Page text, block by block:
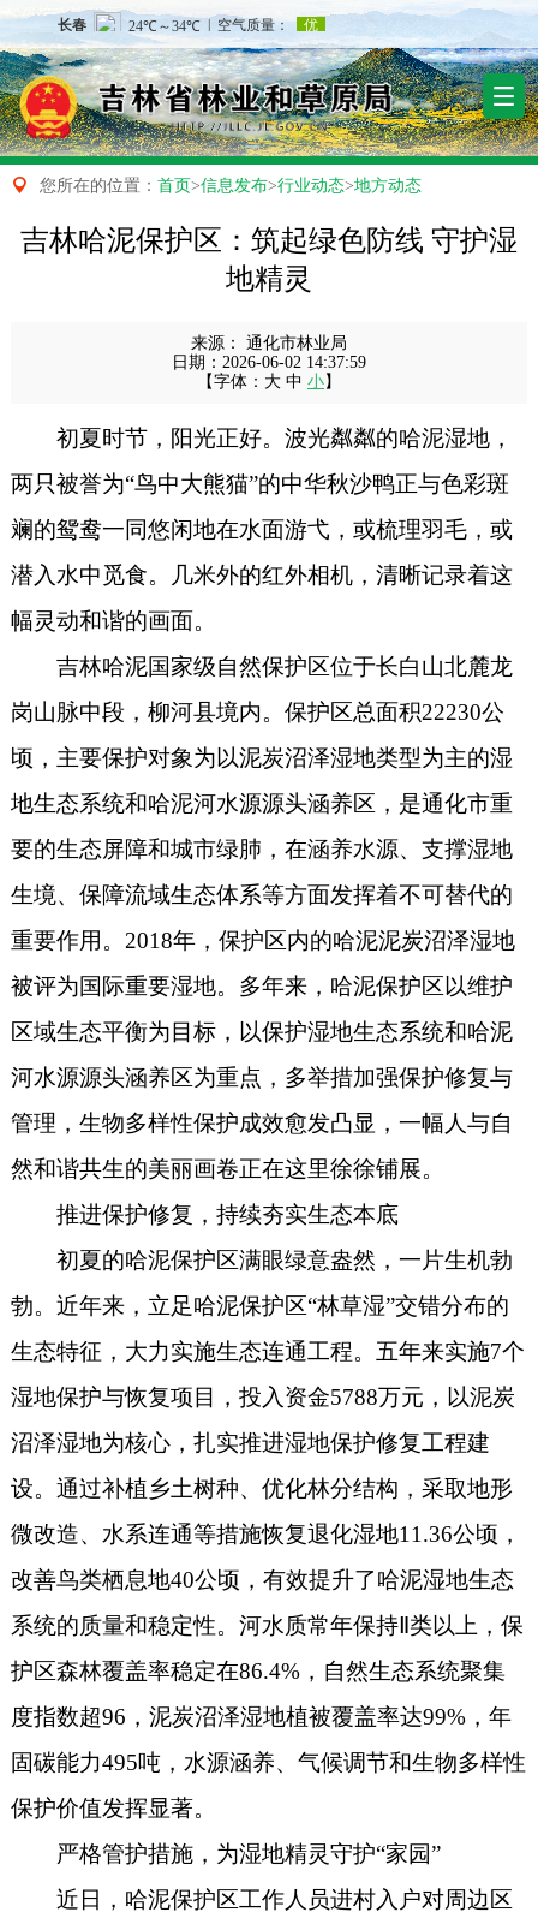
 您所在的位置： 首页>信息发布>行业动态>地方动态
吉林哈泥保护区：筑起绿色防线 守护湿
地精灵
来源：
通化市林业局
日期： 2026-06-02 14:37:59
【字体： 大 中 小】
初夏时节，阳光正好。波光粼粼的哈泥湿地，
两只被誉为“鸟中大熊猫”的中华秋沙鸭正与色彩斑
斓的鸳鸯一同悠闲地在水面游弋，或梳理羽毛，或
潜入水中觅食。几米外的红外相机，清晰记录着这
幅灵动和谐的画面。
吉林哈泥国家级自然保护区位于长白山北麓龙
岗山脉中段，柳河县境内。保护区总面积22230公
顷，主要保护对象为以泥炭沼泽湿地类型为主的湿
地生态系统和哈泥河水源源头涵养区，是通化市重
要的生态屏障和城市绿肺，在涵养水源、支撑湿地
生境、保障流域生态体系等方面发挥着不可替代的
重要作用。2018年，保护区内的哈泥泥炭沼泽湿地
被评为国际重要湿地。多年来，哈泥保护区以维护
区域生态平衡为目标，以保护湿地生态系统和哈泥
河水源源头涵养区为重点，多举措加强保护修复与
管理，生物多样性保护成效愈发凸显，一幅人与自
然和谐共生的美丽画卷正在这里徐徐铺展。
推进保护修复，持续夯实生态本底
初夏的哈泥保护区满眼绿意盎然，一片生机勃
勃。近年来，立足哈泥保护区“林草湿”交错分布的
生态特征，大力实施生态连通工程。五年来实施7个
湿地保护与恢复项目，投入资金5788万元，以泥炭
沼泽湿地为核心，扎实推进湿地保护修复工程建
设。通过补植乡土树种、优化林分结构，采取地形
微改造、水系连通等措施恢复退化湿地11.36公顷，
改善鸟类栖息地40公顷，有效提升了哈泥湿地生态
系统的质量和稳定性。河水质常年保持Ⅱ类以上，保
护区森林覆盖率稳定在86.4%，自然生态系统聚集
度指数超96，泥炭沼泽湿地植被覆盖率达99%，年
固碳能力495吨，水源涵养、气候调节和生物多样性
保护价值发挥显著。
严格管护措施，为湿地精灵守护“家园”
近日，哈泥保护区工作人员进村入户对周边区